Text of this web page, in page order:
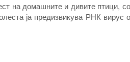
на домашните и дивите птици,
ја предизвикува РНК